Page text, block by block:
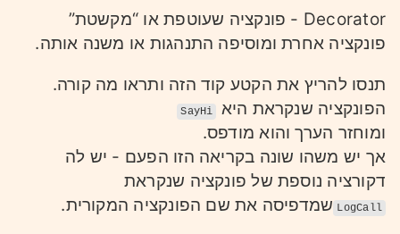
Decorator - פונקציה שעוטפת או “מקשטת”
פונקציה אחרת ומוסיפה התנהגות או משנה אותה.
תנסו להריץ את הקטע קוד הזה ותראו מה קורה.
הפונקציה שנקראת היא
SayHi
ומוחזר הערך והוא מודפס.
אך יש משהו שונה בקריאה הזו הפעם - יש לה
דקורציה נוספת של פונקציה שנקראת
LogCall שמדפיסה את שם הפונקציה המקורית.